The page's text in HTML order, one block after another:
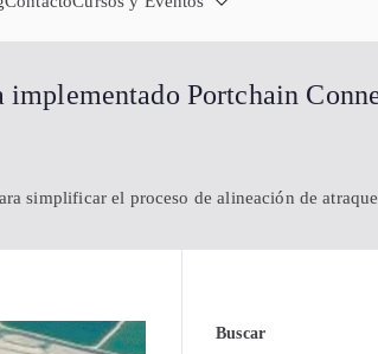
de Comercio
Shanghái
implementado Portchain
simplificar el proceso de alineación de
Buscar